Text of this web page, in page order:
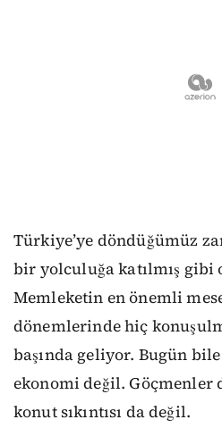
Türkiye’ye döndüğümüz
bir yolculuğa katılmış gibi
Memleketin en önemli
dönemlerinde hiç
başında geliyor. Bugün
ekonomi değil. Göçmenler
konut sıkıntısı da değil.